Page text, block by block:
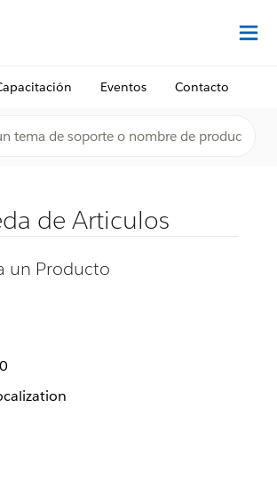
Eventos Contacto
de Articulos
un Producto